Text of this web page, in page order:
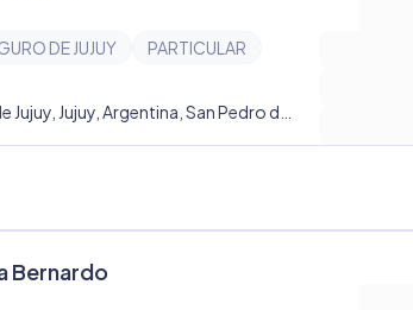
DE JUJUY
PARTICULAR
Bernardo